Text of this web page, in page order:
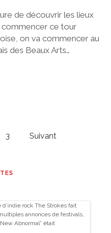
de découvrir les lieux
commencer ce tour
on va commencer au
des Beaux Arts…
3 Suivant
rock The Strokes fait
annonces de festivals,
Abnormal” était